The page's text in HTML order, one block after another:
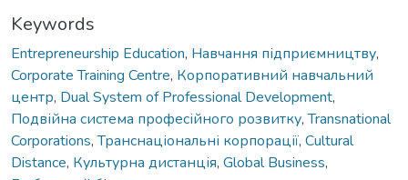
Keywords
Entrepreneurship Education, Навчання підприємництву,
Corporate Training Centre, Корпоративний навчальний
центр, Dual System of Professional Development,
Подвійна система професійного розвитку,Transnational
Corporations,Транснаціональні корпорації, Cultural
Distance, Культурна дистанція, Global Business,